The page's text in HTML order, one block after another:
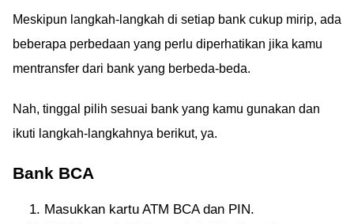
Meskipun langkah-langkah di setiap bank cukup mirip, ada
beberapa perbedaan yang perlu diperhatikan jika kamu
mentransfer dari bank yang berbeda-beda.
Nah, tinggal pilih sesuai bank yang kamu gunakan dan
ikuti langkah-langkahnya berikut, ya.
Bank BCA
Masukkan kartu ATM BCA dan PIN.